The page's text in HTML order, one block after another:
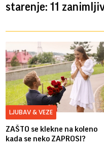
starenje: 11
LJUBAV & VEZE
ZAŠTO se klekne na koleno
kada se neko ZAPROSI?